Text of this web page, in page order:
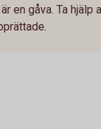
en gåva. Ta hjälp